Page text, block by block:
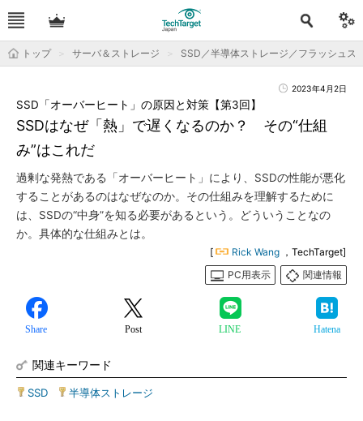
トップ サーバ＆ストレージ SSD／半導体ストレージ／フラッシュス
2023年4月2日
SSDはなぜ「熱」で遅くなるのか？ その“仕組
み”はこれだ
SSD「オーバーヒート」の原因と対策【第3回】
過剰な発熱である「オーバーヒート」により、SSDの性能が悪化
することがあるのはなぜなのか。その仕組みを理解するために
は、SSDの“中身”を知る必要があるという。どういうことなの
か。具体的な仕組みとは。
[ Rick Wang ，TechTarget]
PC用表示
関連情報
Share Post LINE Hatena
関連キーワード
SSD 半導体ストレージ